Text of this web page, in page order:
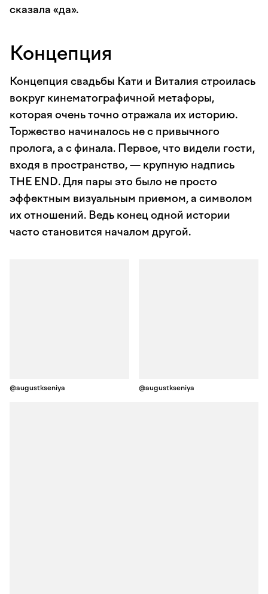
сказала «да».
Концепция
Концепция свадьбы Кати и Виталия строилась
вокруг кинематографичной метафоры,
которая очень точно отражала их историю.
Торжество начиналось не с привычного
пролога, а с финала. Первое, что видели гости,
входя в пространство, — крупную надпись
THE END. Для пары это было не просто
эффектным визуальным приемом, а символом
их отношений. Ведь конец одной истории
часто становится началом другой.
@augustkseniya @augustkseniya